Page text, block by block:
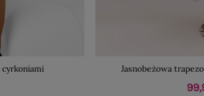
cyrkoniami Jasnobeżowa